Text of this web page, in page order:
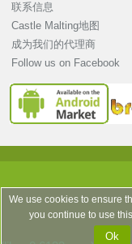
联系信息
Castle Malting地图
成为我们的代理商
Follow us on Facebook
We use cookies to ensure
you continue to use
Ok